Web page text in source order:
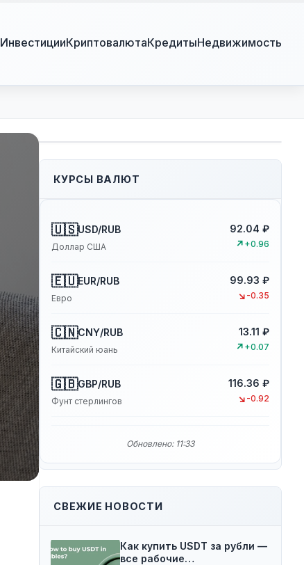
ИнвестицииКриптовалютаКредитыНедвижимость
КУРСЫ ВАЛЮТ
🇺🇸USD/RUB
Доллар США
92.04 ₽
↗ +0.96
🇪🇺EUR/RUB
Евро
99.93 ₽
↘ -0.35
🇨🇳CNY/RUB
Китайский юань
13.11 ₽
↗ +0.07
🇬🇧GBP/RUB
Фунт стерлингов
116.36 ₽
↘ -0.92
Обновлено: 11:33
СВЕЖИЕ НОВОСТИ
Как купить USDT за рубли —
все рабочие…